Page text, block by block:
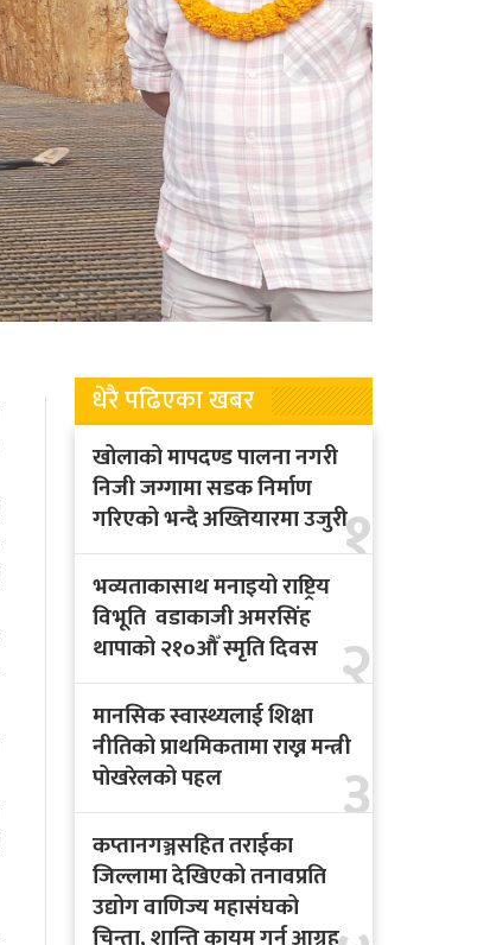
धेरै पढिएका खबर
१
खोलाको मापदण्ड पालना नगरी
निजी जग्गामा सडक निर्माण
गरिएको भन्दै अख्तियारमा उजुरी
२
भव्यताकासाथ मनाइयो राष्ट्रिय
विभूति वडाकाजी अमरसिंह
थापाको २१०औँ स्मृति दिवस
३
मानसिक स्वास्थ्यलाई शिक्षा
नीतिको प्राथमिकतामा राख्न मन्त्री
पोखरेलको पहल
कप्तानगञ्जसहित तराईका
जिल्लामा देखिएको तनावप्रति
उद्योग वाणिज्य महासंघको